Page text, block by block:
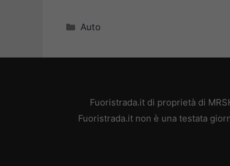
Categorie
Auto
Fuoristrada.it di proprietà di
Fuoristrada.it non è una testata